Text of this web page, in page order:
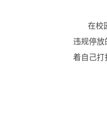
在校
违规停放
着自己打